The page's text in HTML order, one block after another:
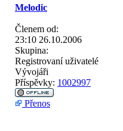
Melodic
Členem od:
23:10 26.10.2006
Skupina:
Registrovaní uživatelé
Vývojáři
Příspěvky: 1002997
Přenos